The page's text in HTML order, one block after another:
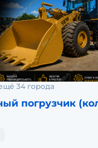
34 города
погрузчик